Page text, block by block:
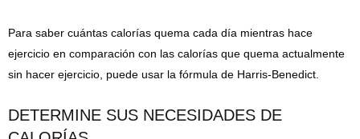
Para saber cuántas calorías quema cada día mientras hace
ejercicio en comparación con las calorías que quema actualmente
sin hacer ejercicio, puede usar la fórmula de Harris-Benedict.
DETERMINE SUS NECESIDADES DE